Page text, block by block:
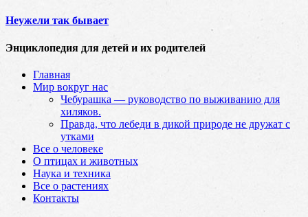
Неужели так бывает
Энциклопедия для детей и их родителей
Главная
Мир вокруг нас
Чебурашка — руководство по выживанию для
хиляков.
Правда, что лебеди в дикой природе не дружат с
утками
Все о человеке
О птицах и животных
Наука и техника
Все о растениях
Контакты